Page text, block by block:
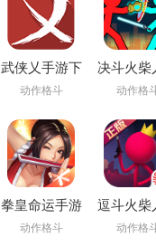
武侠乂手游下
载安卓
动作格斗
决斗火柴
载
动作格
拳皇命运手游
动作格斗
逗斗火柴
载安装
动作格